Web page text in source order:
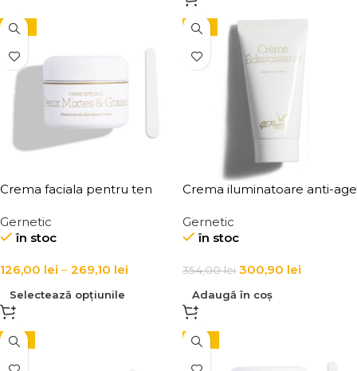
-10%
Crema faciala pentru ten
Peaux Mixtes & Grasses
Gernetic
în stoc
126,00 lei – 269,10 lei
Selectează opțiunile
-15%
Crema iluminatoare anti-age
Eclairscissante Lightening
Cream
Gernetic
în stoc
354,00lei 300,90 lei
Adaugă în coș
-15% -10%